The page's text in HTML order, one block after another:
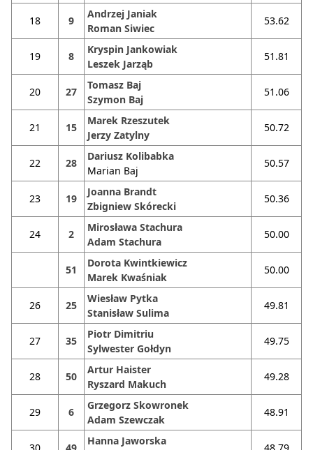
18 9
Andrzej Janiak
Roman Siwiec
53.62
19 8
Kryspin Jankowiak
Leszek Jarząb
51.81
20 27
Tomasz Baj
Szymon Baj
51.06
21 15
Marek Rzeszutek
Jerzy Zatylny
50.72
22 28
Dariusz Kolibabka
Marian Baj
50.57
23 19
Joanna Brandt
Zbigniew Skórecki
50.36
24 2
Mirosława Stachura
Adam Stachura
50.00
51
Dorota Kwintkiewicz
Marek Kwaśniak
50.00
26 25
Wiesław Pytka
Stanisław Sulima
49.81
27 35
Piotr Dimitriu
Sylwester Gołdyn
49.75
28 50
Artur Haister
Ryszard Makuch
49.28
29 6
Grzegorz Skowronek
Adam Szewczak
48.91
Hanna Jaworska